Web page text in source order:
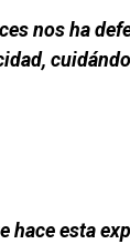
nos ha
hace esta